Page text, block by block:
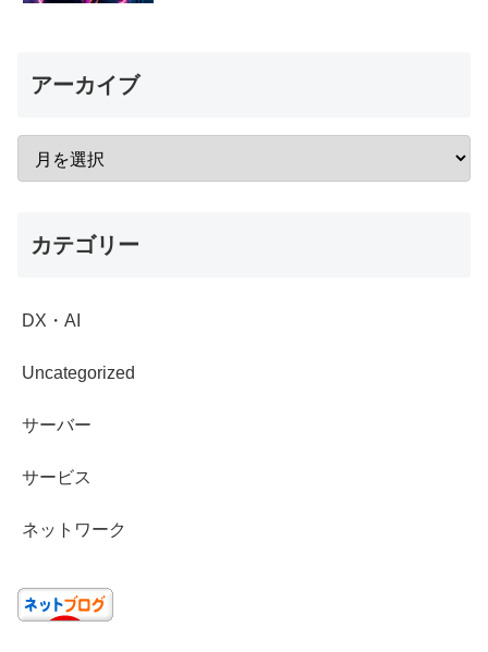
アーカイブ
カテゴリー
DX・AI
Uncategorized
サーバー
サービス
ネットワーク